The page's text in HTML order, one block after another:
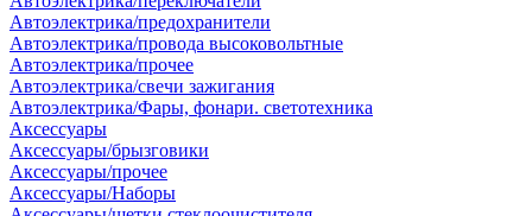
Автоэлектрика/предохранители
Автоэлектрика/провода высоковольтные
Автоэлектрика/прочее
Автоэлектрика/свечи зажигания
Автоэлектрика/Фары, фонари. светотехника
Аксессуары
Аксессуары/брызговики
Аксессуары/прочее
Аксессуары/Наборы